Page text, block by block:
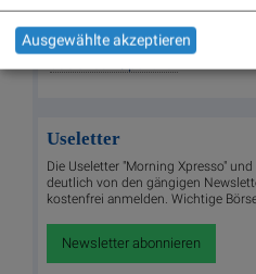
Lösungen an.
>> Besuchen Sie 55 weitere
Useletter
Die Useletter "Morning Xpresso"
deutlich von den gängigen
kostenfrei anmelden. Wichtige
Newsletter abonnieren
Ausgewählte akzeptieren